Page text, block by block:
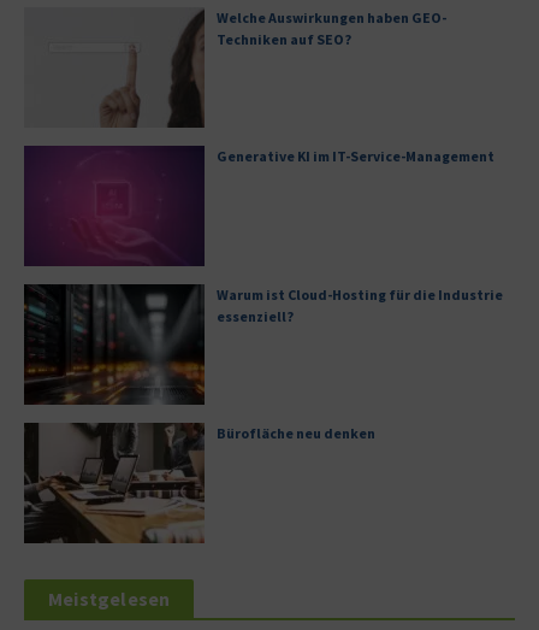
Welche Auswirkungen haben GEO-
Techniken auf SEO?
Generative KI im IT-Service-Management
Warum ist Cloud-Hosting für die Industrie
essenziell?
Bürofläche neu denken
Meistgelesen